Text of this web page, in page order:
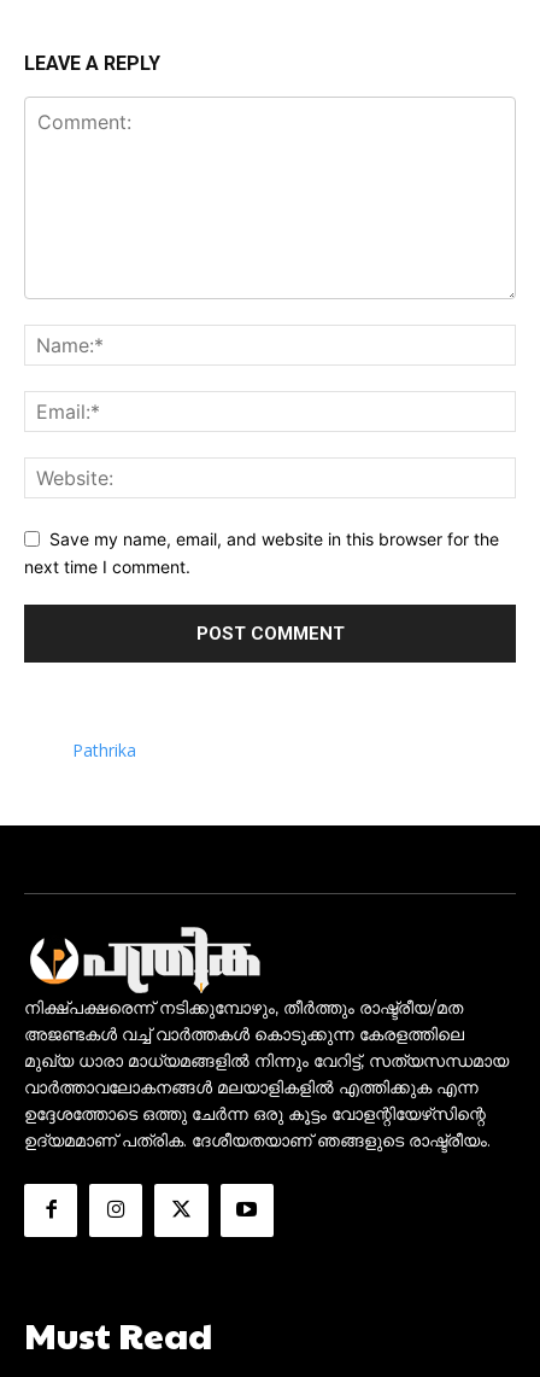
LEAVE A REPLY
Save my name, email, and website in this browser for the
next time I comment.
Pathrika
നിക്ഷ്പക്ഷരെന്ന് നടിക്കുമ്പോഴും, തീർത്തും രാഷ്ട്രീയ/മത
അജണ്ടകൾ വച്ച് വാർത്തകൾ കൊടുക്കുന്ന കേരളത്തിലെ
മുഖ്യ ധാരാ മാധ്യമങ്ങളിൽ നിന്നും വേറിട്ട്, സത്യസന്ധമായ
വാർത്താവലോകനങ്ങൾ മലയാളികളിൽ എത്തിക്കുക എന്ന
ഉദ്ദേശത്തോടെ ഒത്തു ചേർന്ന ഒരു കൂട്ടം വോളന്റിയേഴ്‌സിന്റെ
ഉദ്യമമാണ് പത്രിക. ദേശീയതയാണ് ഞങ്ങളുടെ രാഷ്ട്രീയം.
Must Read